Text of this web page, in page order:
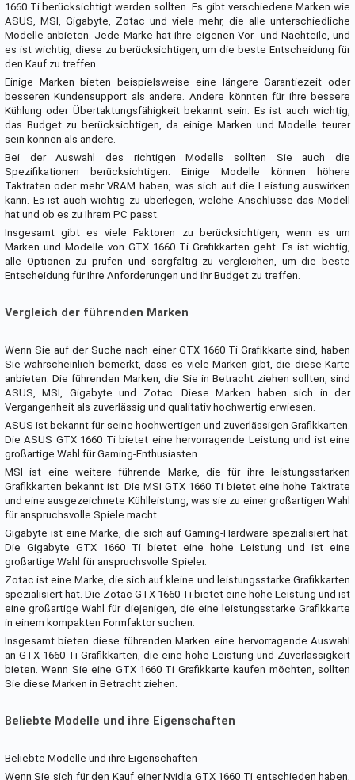
1660 Ti berücksichtigt werden sollten. Es gibt verschiedene Marken wie
ASUS, MSI, Gigabyte, Zotac und viele mehr, die alle unterschiedliche
Modelle anbieten. Jede Marke hat ihre eigenen Vor- und Nachteile, und
es ist wichtig, diese zu berücksichtigen, um die beste Entscheidung für
den Kauf zu treffen.
Einige Marken bieten beispielsweise eine längere Garantiezeit oder
besseren Kundensupport als andere. Andere könnten für ihre bessere
Kühlung oder Übertaktungsfähigkeit bekannt sein. Es ist auch wichtig,
das Budget zu berücksichtigen, da einige Marken und Modelle teurer
sein können als andere.
Bei der Auswahl des richtigen Modells sollten Sie auch die
Spezifikationen berücksichtigen. Einige Modelle können höhere
Taktraten oder mehr VRAM haben, was sich auf die Leistung auswirken
kann. Es ist auch wichtig zu überlegen, welche Anschlüsse das Modell
hat und ob es zu Ihrem PC passt.
Insgesamt gibt es viele Faktoren zu berücksichtigen, wenn es um
Marken und Modelle von GTX 1660 Ti Grafikkarten geht. Es ist wichtig,
alle Optionen zu prüfen und sorgfältig zu vergleichen, um die beste
Entscheidung für Ihre Anforderungen und Ihr Budget zu treffen.
Vergleich der führenden Marken
Wenn Sie auf der Suche nach einer GTX 1660 Ti Grafikkarte sind, haben
Sie wahrscheinlich bemerkt, dass es viele Marken gibt, die diese Karte
anbieten. Die führenden Marken, die Sie in Betracht ziehen sollten, sind
ASUS, MSI, Gigabyte und Zotac. Diese Marken haben sich in der
Vergangenheit als zuverlässig und qualitativ hochwertig erwiesen.
ASUS ist bekannt für seine hochwertigen und zuverlässigen Grafikkarten.
Die ASUS GTX 1660 Ti bietet eine hervorragende Leistung und ist eine
großartige Wahl für Gaming-Enthusiasten.
MSI ist eine weitere führende Marke, die für ihre leistungsstarken
Grafikkarten bekannt ist. Die MSI GTX 1660 Ti bietet eine hohe Taktrate
und eine ausgezeichnete Kühlleistung, was sie zu einer großartigen Wahl
für anspruchsvolle Spiele macht.
Gigabyte ist eine Marke, die sich auf Gaming-Hardware spezialisiert hat.
Die Gigabyte GTX 1660 Ti bietet eine hohe Leistung und ist eine
großartige Wahl für anspruchsvolle Spieler.
Zotac ist eine Marke, die sich auf kleine und leistungsstarke Grafikkarten
spezialisiert hat. Die Zotac GTX 1660 Ti bietet eine hohe Leistung und ist
eine großartige Wahl für diejenigen, die eine leistungsstarke Grafikkarte
in einem kompakten Formfaktor suchen.
Insgesamt bieten diese führenden Marken eine hervorragende Auswahl
an GTX 1660 Ti Grafikkarten, die eine hohe Leistung und Zuverlässigkeit
bieten. Wenn Sie eine GTX 1660 Ti Grafikkarte kaufen möchten, sollten
Sie diese Marken in Betracht ziehen.
Beliebte Modelle und ihre Eigenschaften
Beliebte Modelle und ihre Eigenschaften
Wenn Sie sich für den Kauf einer Nvidia GTX 1660 Ti entschieden haben,